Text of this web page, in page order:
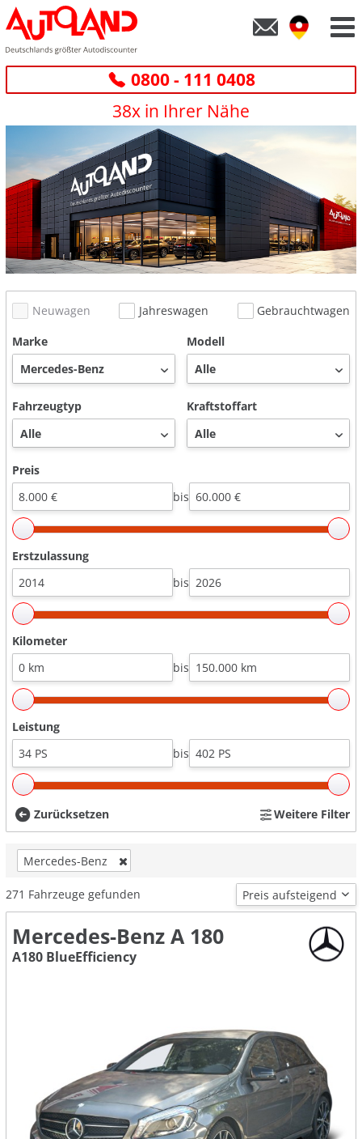
0800 - 111 0408
38x in Ihrer Nähe
Neuwagen Jahreswagen
Gebrauchtwagen
Marke
Modell
Fahrzeugtyp Kraftstoffart
Preis
bis
Erstzulassung
bis
Kilometer
bis
Leistung
bis
Zurücksetzen Weitere Filter
Mercedes-Benz
271 Fahrzeuge gefunden
Mercedes-Benz A 180
A180 BlueEfficiency